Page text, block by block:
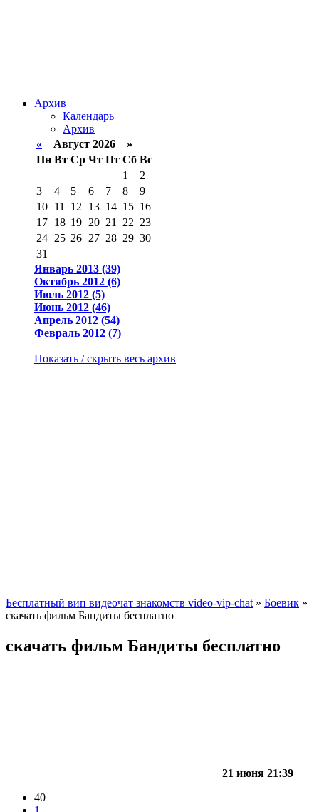
Архив
Календарь
Архив
« Август 2026 »
Пн Вт Ср Чт Пт Сб Вс
1
2
3
4 5 6 7 8
9
10 11 12 13 14 15 16
17 18 19 20 21 22 23
24 25 26 27 28 29 30
31
Январь 2013 (39)
Октябрь 2012 (6)
Июль 2012 (5)
Июнь 2012 (46)
Апрель 2012 (54)
Февраль 2012 (7)
Показать / скрыть весь архив
Бесплатный вип видеочат знакомств video-vip-chat » Боевик »
скачать фильм Бандиты бесплатно
скачать фильм Бандиты бесплатно
21 июня 21:39
40